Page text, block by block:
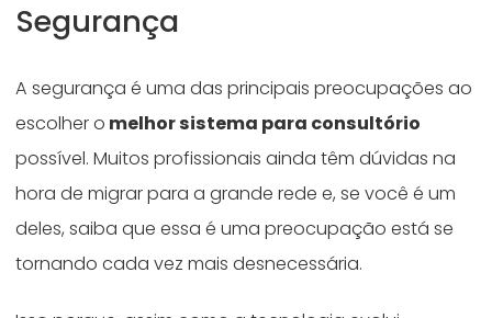
Segurança
A segurança é uma das principais preocupações ao
escolher o melhor sistema para consultório
possível. Muitos profissionais ainda têm dúvidas na
hora de migrar para a grande rede e, se você é um
deles, saiba que essa é uma preocupação está se
tornando cada vez mais desnecessária.